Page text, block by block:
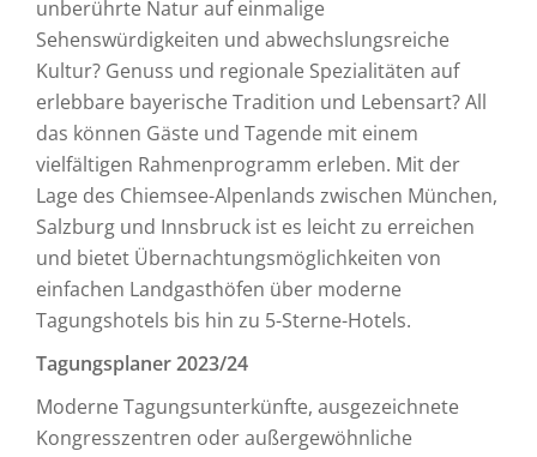
unberührte Natur auf einmalige
Sehenswürdigkeiten und abwechslungsreiche
Kultur? Genuss und regionale Spezialitäten auf
erlebbare bayerische Tradition und Lebensart? All
das können Gäste und Tagende mit einem
vielfältigen Rahmenprogramm erleben. Mit der
Lage des Chiemsee-Alpenlands zwischen München,
Salzburg und Innsbruck ist es leicht zu erreichen
und bietet Übernachtungsmöglichkeiten von
einfachen Landgasthöfen über moderne
Tagungshotels bis hin zu 5-Sterne-Hotels.
Tagungsplaner 2023/24
Moderne Tagungsunterkünfte, ausgezeichnete
Kongresszentren oder außergewöhnliche